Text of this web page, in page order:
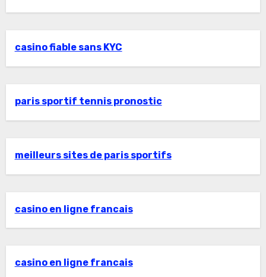
casino fiable sans KYC
paris sportif tennis pronostic
meilleurs sites de paris sportifs
casino en ligne francais
casino en ligne francais